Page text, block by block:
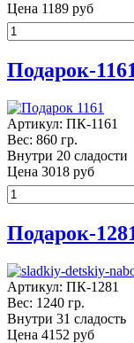
Цена 1189 руб
Подарок-
Артикул: ПК-1161
Вес: 860 гр.
Внутри 20 сладости
Цена 3018 руб
Подарок-
Артикул: ПК-1281
Вес: 1240 гр.
Внутри 31 сладость
Цена 4152 руб